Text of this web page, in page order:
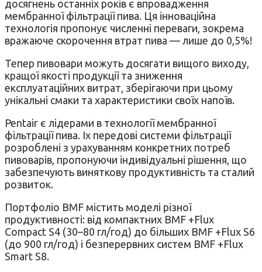
досягнень останніх років є впровадження
мембранної фільтрації пива. Ця інноваційна
технологія пропонує численні переваги, зокрема
вражаюче скорочення втрат пива — лише до 0,5%!
Тепер пивовари можуть досягати вищого виходу,
кращої якості продукції та зниження
експлуатаційних витрат, зберігаючи при цьому
унікальні смаки та характеристики своїх напоїв.
Pentair є лідерами в технології мембранної
фільтрації пива. Іх передові системи фільтрації
розроблені з урахуванням конкретних потреб
пивоварів, пропонуючи індивідуальні рішення, що
забезпечують виняткову продуктивність та сталий
розвиток.
Портфоліо BMF містить моделі різної
продуктивності: від компактних BMF +Flux
Compact S4 (30–80 гл/год) до більших BMF +Flux S6
(до 900 гл/год) і безперервних систем BMF +Flux
Smart S8.